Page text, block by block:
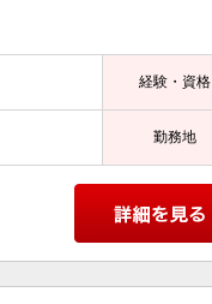
経験・資格
勤務地